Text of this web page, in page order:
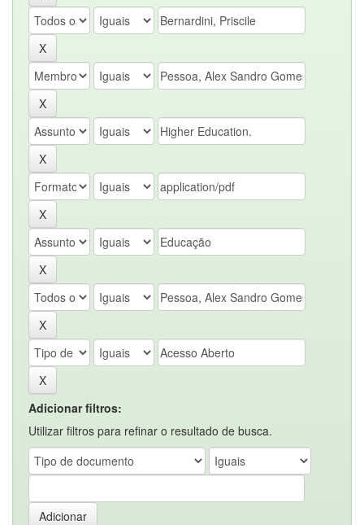
Adicionar filtros:
Utilizar filtros para refinar o resultado de busca.